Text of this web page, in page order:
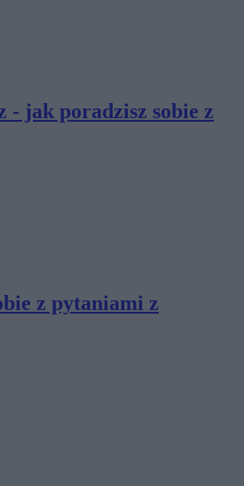
- jak poradzisz sobie z
z pytaniami z